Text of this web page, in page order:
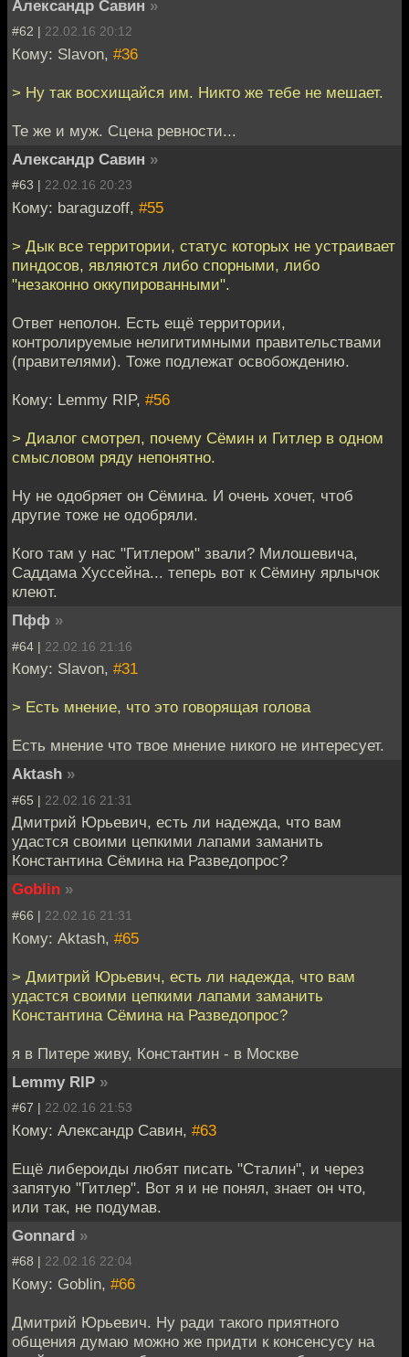
Александр Савин »
#62 | 22.02.16 20:12
Кому: Slavon, #36
> Ну так восхищайся им. Никто же тебе не мешает.
Те же и муж. Сцена ревности...
Александр Савин »
#63 | 22.02.16 20:23
Кому: baraguzoff, #55
> Дык все территории, статус которых не устраивает
пиндосов, являются либо спорными, либо
"незаконно оккупированными".
Ответ неполон. Есть ещё территории,
контролируемые нелигитимными правительствами
(правителями). Тоже подлежат освобождению.
Кому: Lemmy RIP, #56
> Диалог смотрел, почему Сёмин и Гитлер в одном
смысловом ряду непонятно.
Ну не одобряет он Сёмина. И очень хочет, чтоб
другие тоже не одобряли.
Кого там у нас "Гитлером" звали? Милошевича,
Саддама Хуссейна... теперь вот к Сёмину ярлычок
клеют.
Пфф »
#64 | 22.02.16 21:16
Кому: Slavon, #31
> Есть мнение, что это говорящая голова
Есть мнение что твое мнение никого не интересует.
Aktash »
#65 | 22.02.16 21:31
Дмитрий Юрьевич, есть ли надежда, что вам
удастся своими цепкими лапами заманить
Константина Сёмина на Разведопрос?
Goblin »
#66 | 22.02.16 21:31
Кому: Aktash, #65
> Дмитрий Юрьевич, есть ли надежда, что вам
удастся своими цепкими лапами заманить
Константина Сёмина на Разведопрос?
я в Питере живу, Константин - в Москве
Lemmy RIP »
#67 | 22.02.16 21:53
Кому: Александр Савин, #63
Ещё либероиды любят писать "Сталин", и через
запятую "Гитлер". Вот я и не понял, знает он что,
или так, не подумав.
Gonnard »
#68 | 22.02.16 22:04
Кому: Goblin, #66
Дмитрий Юрьевич. Ну ради такого приятного
общения думаю можно же придти к консенсусу на